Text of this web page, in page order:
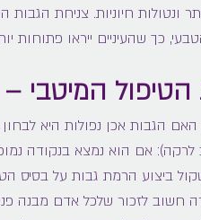
ונטולות חיוניות. צניחת
כך שהעיניים ייראו פתוחות
המיטבי –
הגבות אכן נפולות היא
לרקה): אם הוא נמצא בנקודה
ביצוע הרמת גבות על בסיס
לזכור שלכל אדם מבנה פנים